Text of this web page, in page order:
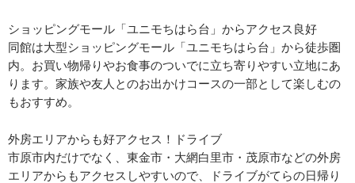
ショッピングモール「ユニモちはら台」からアクセス良好
同館は大型ショッピングモール「ユニモちはら台」から徒歩圏
内。お買い物帰りやお食事のついでに立ち寄りやすい立地にあ
ります。家族や友人とのお出かけコースの一部として楽しむの
もおすすめ。
外房エリアからも好アクセス！ドライブ
市原市内だけでなく、東金市・大網白里市・茂原市などの外房
エリアからもアクセスしやすいので、ドライブがてらの日帰り